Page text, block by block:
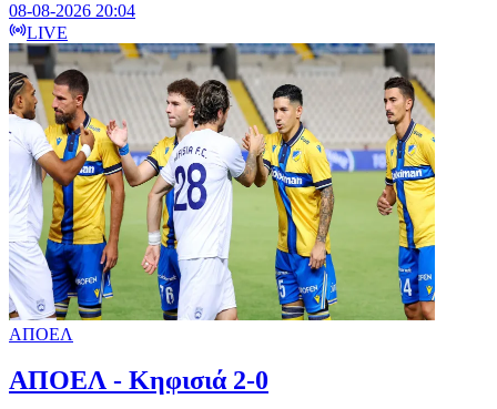
08-08-2026 20:04
LIVE
ΑΠΟΕΛ
ΑΠΟΕΛ - Κηφισιά 2-0